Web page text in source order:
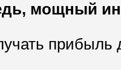
мощный
прибыль